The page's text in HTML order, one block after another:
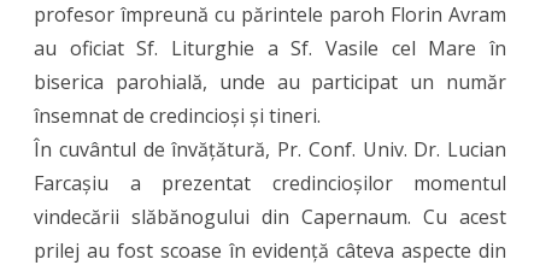
Ortodoxă
din
parohia
Prunișor,
profesor împreună cu părintele paroh Florin Avram
au oficiat Sf. Liturghie a Sf. Vasile cel Mare în
biserica parohială, unde au participat un număr
însemnat de credincioși și tineri.
În cuvântul de învățătură, Pr. Conf. Univ. Dr. Lucian
Farcașiu a prezentat credincioșilor momentul
vindecării slăbănogului din Capernaum. Cu acest
prilej au fost scoase în evidență câteva aspecte din